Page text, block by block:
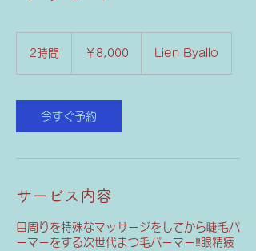
2時間 ￥8,000 Lien Byallo
今すぐ予約
サービス内容
目周りを特殊なマッサージをしてから睫毛パ
ーマーをする次世代まつ毛パーマー‼︎眼精疲